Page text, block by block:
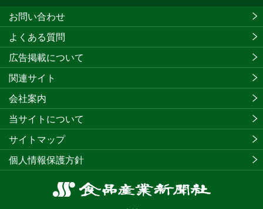
食
お問い合わせ
よくある質問
広告掲載について
関連サイト
会社案内
当サイトについて
サイトマップ
個人情報保護方針